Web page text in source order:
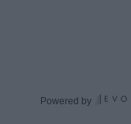
Powered by